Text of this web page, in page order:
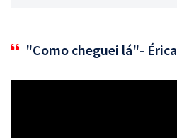
"Como cheguei lá"- Érica